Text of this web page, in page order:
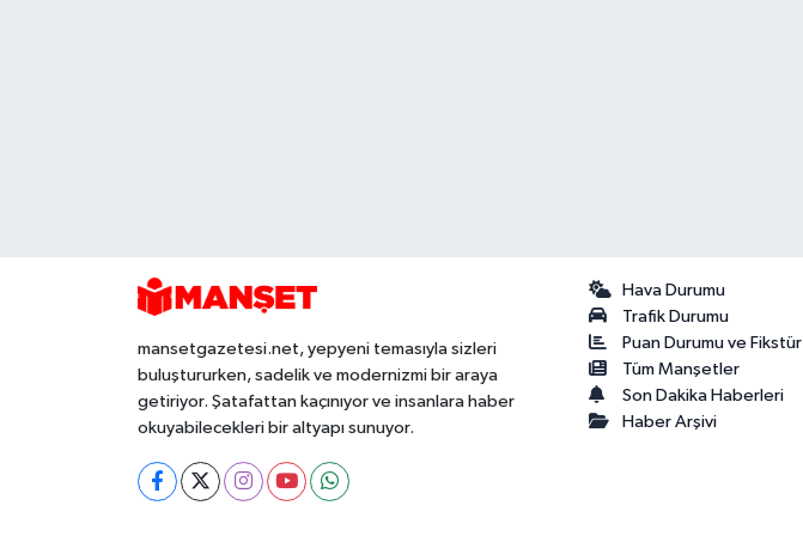
mansetgazetesi.net, yepyeni temasıyla sizleri
buluştururken, sadelik ve modernizmi bir araya
getiriyor. Şatafattan kaçınıyor ve insanlara haber
okuyabilecekleri bir altyapı sunuyor.
Hava Durumu
Trafik Durumu
Puan Durumu ve Fikstür
Tüm Manşetler
Son Dakika Haberleri
Haber Arşivi